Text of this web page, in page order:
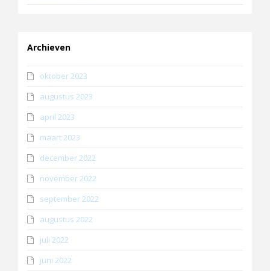
Archieven
oktober 2023
augustus 2023
april 2023
maart 2023
december 2022
november 2022
september 2022
augustus 2022
juli 2022
juni 2022